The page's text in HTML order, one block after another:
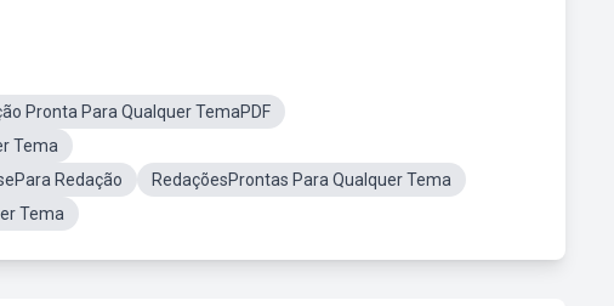
Pronta Para Qualquer TemaPDF
Tema
Redação
RedaçõesProntas Para Qualquer Tema
Tema